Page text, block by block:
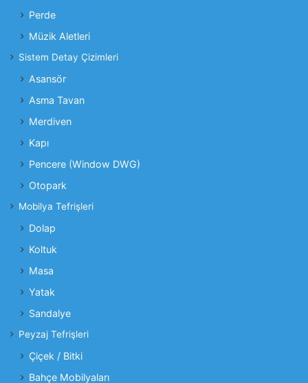
Perde
Müzik Aletleri
Sistem Detay Çizimleri
Asansör
Asma Tavan
Merdiven
Kapı
Pencere (Window DWG)
Otopark
Mobilya Tefrişleri
Dolap
Koltuk
Masa
Yatak
Sandalye
Peyzaj Tefrişleri
Çiçek / Bitki
Bahçe Mobilyaları